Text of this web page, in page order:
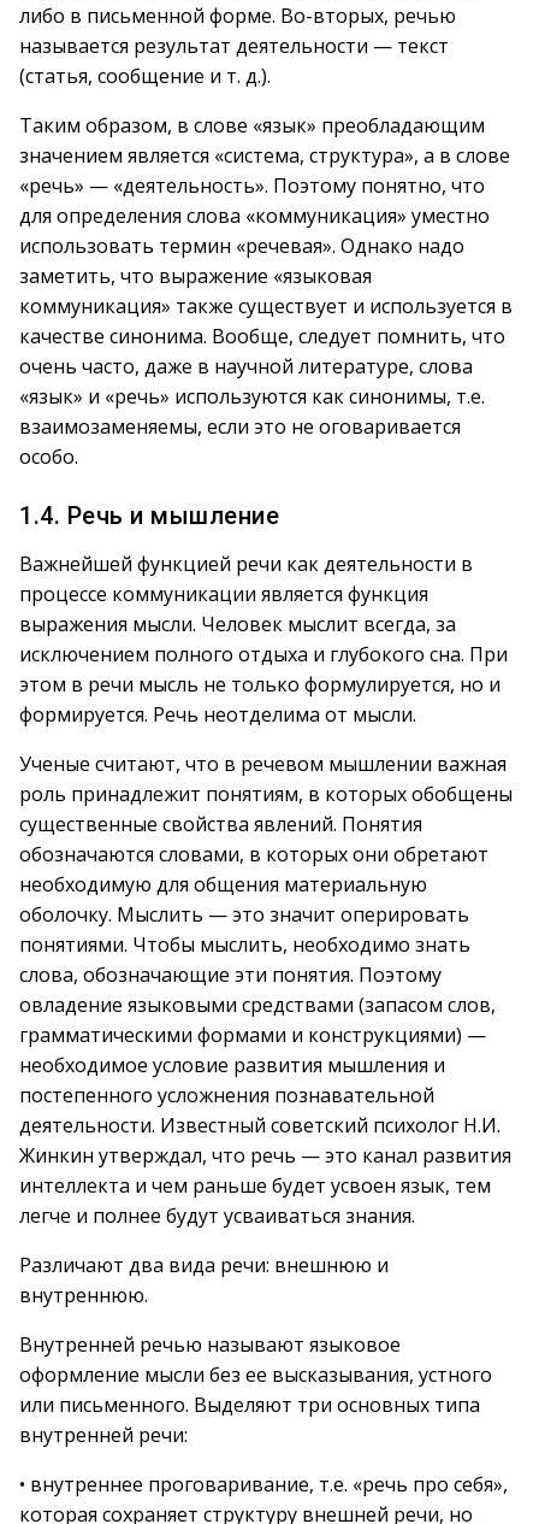
либо в письменной форме. Во-вторых, речью
называется результат деятельности — текст
(статья, сообщение и т. д.).
Таким образом, в слове «язык» преобладающим
значением является «система, структура», а в слове
«речь» — «деятельность». Поэтому понятно, что
для определения слова «коммуникация» уместно
использовать термин «речевая». Однако надо
заметить, что выражение «языковая
коммуникация» также существует и используется в
качестве синонима. Вообще, следует помнить, что
очень часто, даже в научной литературе, слова
«язык» и «речь» используются как синонимы, т.е.
взаимозаменяемы, если это не оговаривается
особо.
1.4. Речь и мышление
Важнейшей функцией речи как деятельности в
процессе коммуникации является функция
выражения мысли. Человек мыслит всегда, за
исключением полного отдыха и глубокого сна. При
этом в речи мысль не только формулируется, но и
формируется. Речь неотделима от мысли.
Ученые считают, что в речевом мышлении важная
роль принадлежит понятиям, в которых обобщены
существенные свойства явлений. Понятия
обозначаются словами, в которых они обретают
необходимую для общения материальную
оболочку. Мыслить — это значит оперировать
понятиями. Чтобы мыслить, необходимо знать
слова, обозначающие эти понятия. Поэтому
овладение языковыми средствами (запасом слов,
грамматическими формами и конструкциями) —
необходимое условие развития мышления и
постепенного усложнения познавательной
деятельности. Известный советский психолог Н.И.
Жинкин утверждал, что речь — это канал развития
интеллекта и чем раньше будет усвоен язык, тем
легче и полнее будут усваиваться знания.
Различают два вида речи: внешнюю и
внутреннюю.
Внутренней речью называют языковое
оформление мысли без ее высказывания, устного
или письменного. Выделяют три основных типа
внутренней речи:
• внутреннее проговаривание, т.е. «речь про себя»,
которая сохраняет структуру внешней речи, но